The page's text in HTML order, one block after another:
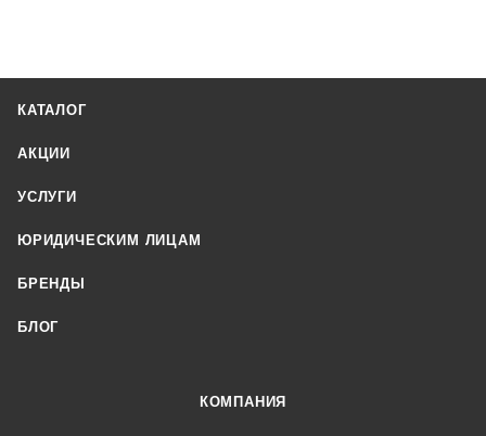
КАТАЛОГ
АКЦИИ
УСЛУГИ
ЮРИДИЧЕСКИМ ЛИЦАМ
БРЕНДЫ
БЛОГ
КОМПАНИЯ